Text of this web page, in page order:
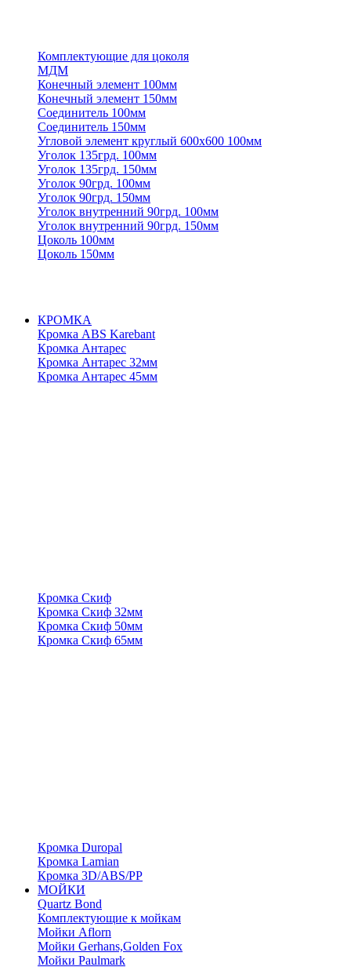
Комплектующие для цоколя
МДМ
Конечный элемент 100мм
Конечный элемент 150мм
Соединитель 100мм
Соединитель 150мм
Угловой элемент круглый 600х600 100мм
Уголок 135грд. 100мм
Уголок 135грд. 150мм
Уголок 90грд. 100мм
Уголок 90грд. 150мм
Уголок внутренний 90грд. 100мм
Уголок внутренний 90грд. 150мм
Цоколь 100мм
Цоколь 150мм
КРОМКА
Кромка ABS Karebant
Кромка Антарес
Кромка Антарес 32мм
Кромка Антарес 45мм
Кромка Скиф
Кромка Скиф 32мм
Кромка Скиф 50мм
Кромка Скиф 65мм
Кромка Duropal
Кромка Lamian
Кромка 3D/ABS/PP
МОЙКИ
Quartz Bond
Комплектующие к мойкам
Мойки Aflorn
Мойки Gerhans,Golden Fox
Мойки Paulmark